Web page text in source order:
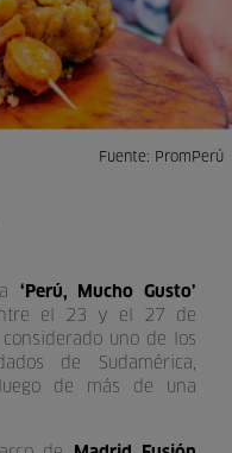
Fuente: PromPerú
‘Perú, Mucho Gusto’
el 23 y el 27 de
uno de los
de Sudamérica,
de más de una